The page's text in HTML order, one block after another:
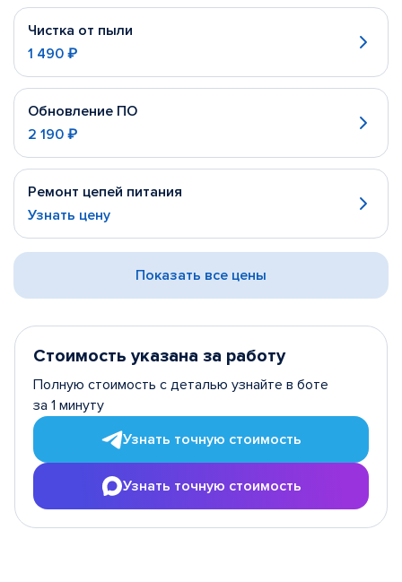
Чистка от пыли
1 490 ₽
Обновление ПО
2 190 ₽
Ремонт цепей питания
Узнать цену
Показать все цены
Стоимость указана за работу
Полную стоимость с деталью узнайте в боте
за 1 минуту
Узнать точную стоимость
Узнать точную стоимость